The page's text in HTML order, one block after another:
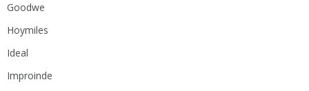
Goodwe
Hoymiles
Ideal
Improinde